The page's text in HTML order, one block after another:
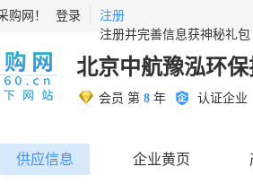
购网！ 登录
注册
注册并完善信息获神秘礼包
北京中航豫泓环
会员 第 8 年 认证企业
供应信息 企业黄页